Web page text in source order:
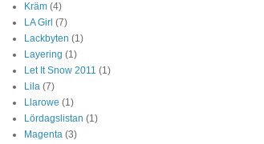
Kräm (4)
LA Girl (7)
Lackbyten (1)
Layering (1)
Let It Snow 2011 (1)
Lila (7)
Llarowe (1)
Lördagslistan (1)
Magenta (3)